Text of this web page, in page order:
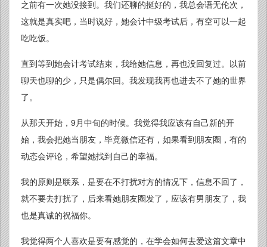
之前有一次她没接到。我们还聊的挺好的，我总会语无伦次，
这就是真实吧，当时说好，她会计中级考试后，有空可以一起
吃吃饭。
直到等到她会计考试结束，我给她信息，再也没回复过。以前
聊天也聊的少，只是偶尔回。我发现我再也进去不了她的世界
了。
从那天开始，9月中旬的时候。我觉得我应该有自己新的开
始，我会把她当朋友，毕竟微信还有，如果看到朋友圈，有的
动态会评论，希望她找到自己的幸福。
我的原则是联系，是要在不打扰对方的情况下，信息不回了，
就不要去打扰了，后来看她朋友圈发了，应该有男朋友了，我
也是真诚的祝福你。
我觉得两个人喜欢是要有感觉的，在学会如何去爱这篇文章中